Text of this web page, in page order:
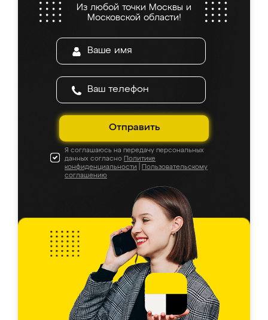
Из любой точки Москвы и
Московской области!
Отправить
Я соглашаюсь на передачу персональных
данных согласно Политике
конфиденциальности
Пользовательскому
соглашению